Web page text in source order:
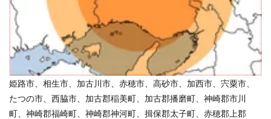
姫路市、相生市、加古川市、赤穂市、高砂市、加西市、宍粟市、
たつの市、西脇市、加古郡稲美町、加古郡播磨町、神崎郡市川
町、神崎郡福崎町、神崎郡神河町、揖保郡太子町、赤穂郡上郡